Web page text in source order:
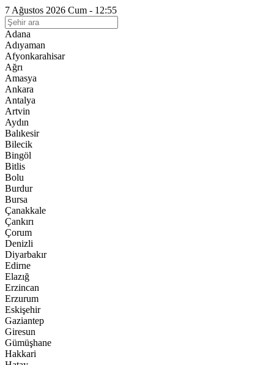
7 Ağustos 2026 Cum - 12:55
Adana
Adıyaman
Afyonkarahisar
Ağrı
Amasya
Ankara
Antalya
Artvin
Aydın
Balıkesir
Bilecik
Bingöl
Bitlis
Bolu
Burdur
Bursa
Çanakkale
Çankırı
Çorum
Denizli
Diyarbakır
Edirne
Elazığ
Erzincan
Erzurum
Eskişehir
Gaziantep
Giresun
Gümüşhane
Hakkari